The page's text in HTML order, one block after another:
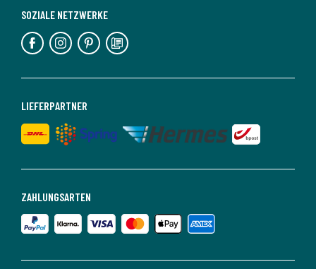
ZAHLUNGSARTEN
LIEFERPARTNER
SOZIALE NETZWERKE